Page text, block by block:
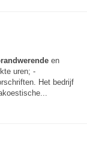
en
uren; -
Het bedrijf